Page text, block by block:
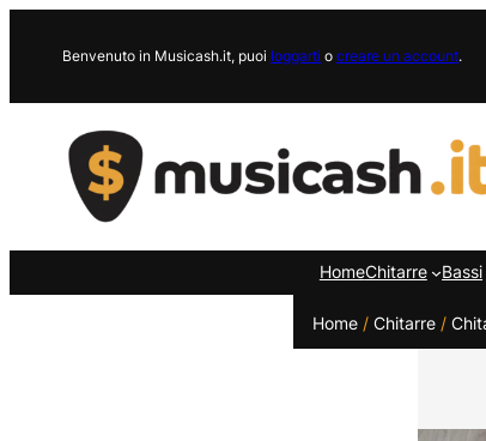
Benvenuto in Musicash.it, puoi loggarti o creare un account.
HomeChitarre Bassi
Home/ Chitarre/